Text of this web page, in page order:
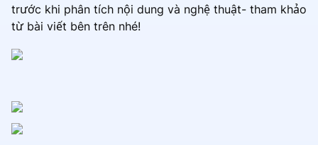
trước khi phân tích nội dung và nghệ thuật- tham khảo
từ bài viết bên trên nhé!